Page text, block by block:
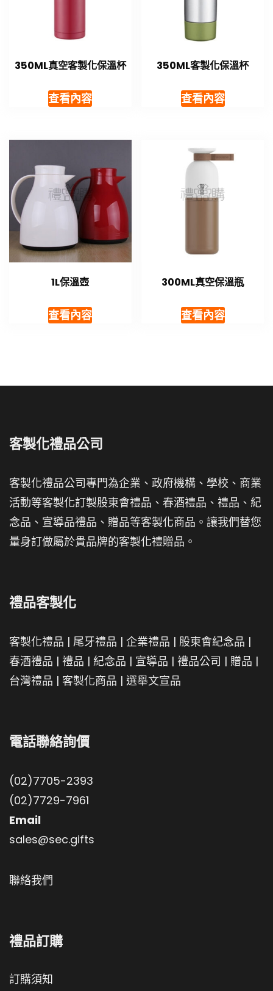
350ML真空客製化保溫杯
查看內容
350ML客製化保溫杯
查看內容
1L保溫壺
查看內容
300ML真空保溫瓶
查看內容
客製化禮品公司
客製化禮品公司專門為企業、政府機構、學校、商業
活動等客製化訂製股東會禮品、春酒禮品、禮品、紀
念品、宣導品禮品、贈品等客製化商品。讓我們替您
量身訂做屬於貴品牌的客製化禮贈品。
禮品客製化
客製化禮品 | 尾牙禮品 | 企業禮品 | 股東會紀念品 |
春酒禮品 | 禮品 | 紀念品 | 宣導品 | 禮品公司 | 贈品 |
台灣禮品 | 客製化商品 | 選舉文宣品
電話聯絡詢價
(02)7705-2393
(02)7729-7961
Email
sales@sec.gifts
聯絡我們
禮品訂購
訂購須知